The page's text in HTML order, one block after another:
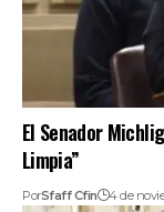
El Senador
Limpia”
PorSfaff Cfin 4 de